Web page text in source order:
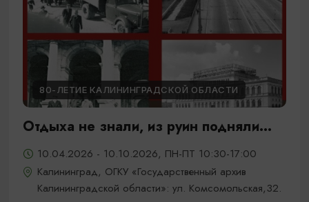
80-ЛЕТИЕ КАЛИНИНГРАДСКОЙ ОБЛАСТИ
Отдыха не знали, из руин подняли...
10.04.2026 - 10.10.2026, ПН-ПТ 10:30-17:00
Калининград, ОГКУ «Государственный архив
Калининградской области»: ул. Комсомольская,32.